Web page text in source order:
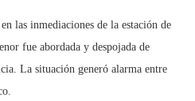
las inmediaciones de la estación de
fue abordada y despojada de
La situación generó alarma entre